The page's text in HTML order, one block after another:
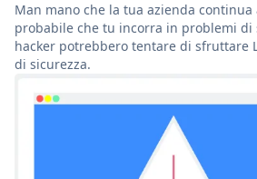
Man mano che la tua azienda continua
probabile che tu incorra in problemi di
hacker potrebbero tentare di sfruttare
di sicurezza.